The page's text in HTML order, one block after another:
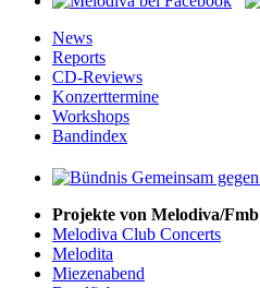
News
Reports
CD-Reviews
Konzerttermine
Workshops
Bandindex
Projekte von Melodiva/Fmb
Melodiva Club Concerts
Melodita
Miezenabend